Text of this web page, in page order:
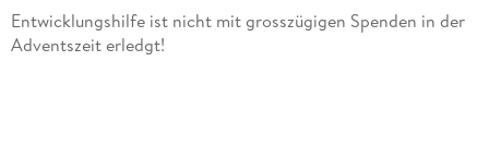
Entwicklungshilfe ist nicht mit grosszügigen Spenden in der
Adventszeit erledgt!